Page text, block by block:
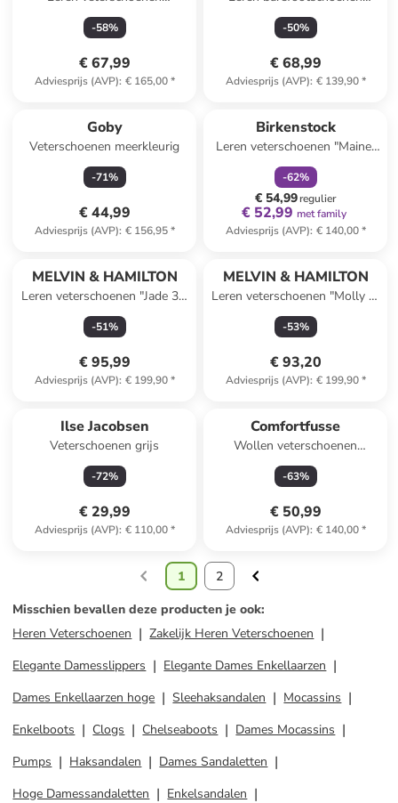
olijfgroen
-58%
€ 67,99
Adviesprijs (AVP): € 165,00*
"Cricket" kaki
-50%
€ 68,99
Adviesprijs (AVP): € 139,90*
Goby
Veterschoenen meerkleurig
-71%
€ 44,99
Adviesprijs (AVP): € 156,95*
Birkenstock
Leren veterschoenen "Maine"
kaki
-62%
€ 54,99regulier
€ 52,99 met family
Adviesprijs (AVP): € 140,00*
MELVIN & HAMILTON
Leren veterschoenen "Jade 38'
bruin
-51%
€ 95,99
Adviesprijs (AVP): € 199,90*
MELVIN & HAMILTON
Leren veterschoenen "Molly 2"
lichtbruin/goudkleurig/beige
-53%
€ 93,20
Adviesprijs (AVP): € 199,90*
Ilse Jacobsen
Veterschoenen grijs
-72%
€ 29,99
Adviesprijs (AVP): € 110,00*
Comfortfusse
Wollen veterschoenen
antraciet
-63%
€ 50,99
Adviesprijs (AVP): € 140,00*
1
2
Misschien bevallen deze producten je ook:
Heren Veterschoenen
Zakelijk Heren Veterschoenen
Elegante Damesslippers
Elegante Dames Enkellaarzen
Dames Enkellaarzen hoge
Sleehaksandalen
Mocassins
Enkelboots
Clogs Chelseaboots
Dames Mocassins
Pumps
Haksandalen
Dames Sandaletten
Hoge Damessandaletten
Enkelsandalen